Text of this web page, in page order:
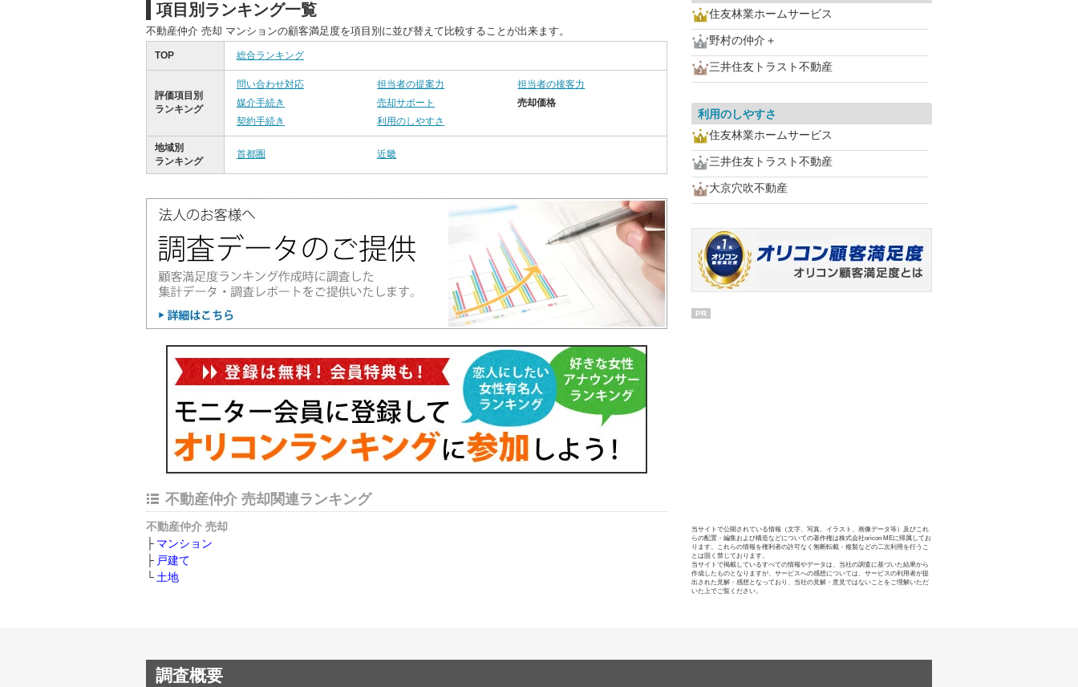
項目別ランキング一覧
不動産仲介 売却 マンションの顧客満足度を項目別に並び替えて比較することが出来ます。
TOP 総合ランキング
評価項目別
ランキング
問い合わせ対応 担当者の提案力
担当者の接客力
媒介手続き
売却サポート
売却価格
契約手続き
利用のしやすさ
地域別
ランキング
首都圏 近畿
不動産仲介 売却関連ランキング
不動産仲介 売却
マンション
戸建て
土地
住友林業ホームサービス
野村の仲介＋
三井住友トラスト不動産
利用のしやすさ
住友林業ホームサービス
三井住友トラスト不動産
大京穴吹不動産
PR
当サイトで公開されている情報（文字、写真、イラスト、画像データ等）及びこれ
らの配置・編集および構造などについての著作権は株式会社oricon MEに帰属してお
ります。これらの情報を権利者の許可なく無断転載・複製などの二次利用を行うこ
とは固く禁じております。
当サイトで掲載しているすべての情報やデータは、当社の調査に基づいた結果から
作成したものとなりますが、サービスへの感想については、サービスの利用者が提
出された見解・感想となっており、当社の見解・意見ではないことをご理解いただ
いた上でご覧ください。
調査概要